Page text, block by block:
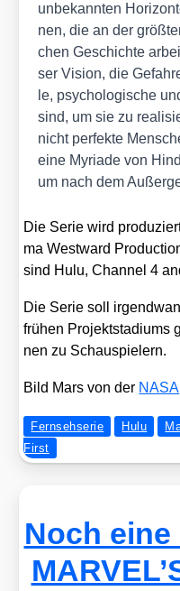
unbe­kann­ten
nen, die an der
chen Geschich­te
ser Visi­on, die
le, psy­cho­lo­gi­sche
sind, um sie zu
nicht per­fek­te
eine Myria­de von
um nach dem
Die Serie wird
ma West­ward
sind Hulu, Chan­nel 4
Die Serie soll
frü­hen Pro­jekt­sta­di­ums
nen zu Schau­spie­lern.
Bild Mars von der NASA
Fernsehserie Hulu
First
Noch